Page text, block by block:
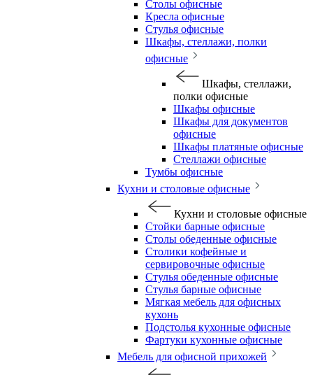
Столы офисные
Кресла офисные
Стулья офисные
Шкафы, стеллажи, полки
офисные
Шкафы, стеллажи,
полки офисные
Шкафы офисные
Шкафы для документов
офисные
Шкафы платяные офисные
Стеллажи офисные
Тумбы офисные
Кухни и столовые офисные
Кухни и столовые офисные
Стойки барные офисные
Столы обеденные офисные
Столики кофейные и
сервировочные офисные
Стулья обеденные офисные
Стулья барные офисные
Мягкая мебель для офисных
кухонь
Подстолья кухонные офисные
Фартуки кухонные офисные
Мебель для офисной прихожей